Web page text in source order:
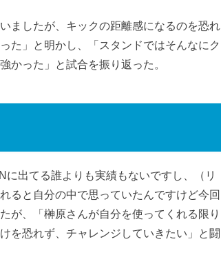
ましたが、キックの距離感になるのを恐れ
た」と明かし、「スタンドではそんなにク
かった」と試合を振り返った。
出てる誰よりも実績もないですし、（リ
ると自分の中で思っていたんですけど今回
が、「榊原さんが自分を使ってくれる限り
を恐れず、チャレンジしていきたい」と闘